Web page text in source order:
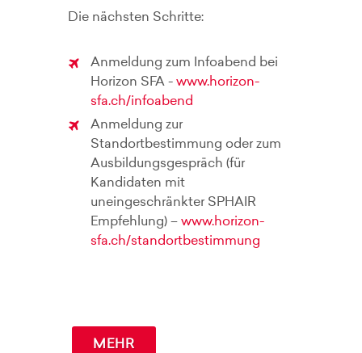
Die nächsten Schritte:
Anmeldung zum Infoabend bei
Horizon SFA - www.horizon-
sfa.ch/infoabend
Anmeldung zur
Standortbestimmung oder zum
Ausbildungsgespräch (für
Kandidaten mit
uneingeschränkter SPHAIR
Empfehlung) – www.horizon-
sfa.ch/standortbestimmung
MEHR